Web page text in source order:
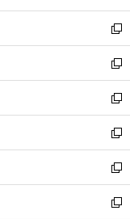
開
く
ウ
で
開
く
ン
ド
ウ
で
開
く
ウ
ィ
ン
ド
ウ
で
開
く
し
い
ウ
ィ
ン
ド
ウ
で
開
く
新
し
い
ウ
ィ
ン
ド
ウ
で
開
く
新
し
い
ウ
ィ
ン
ド
ウ
で
新
し
い
ウ
ィ
ン
ド
新
し
い
ウ
ィ
新
し
い
新